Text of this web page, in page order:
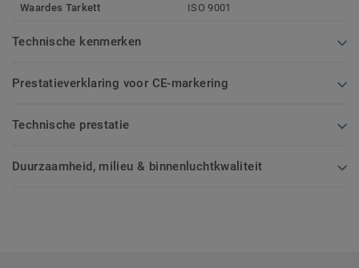
Waardes Tarkett ISO 9001
Technische kenmerken
Prestatieverklaring voor CE-markering
Technische prestatie
Duurzaamheid, milieu & binnenluchtkwaliteit